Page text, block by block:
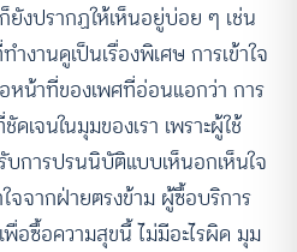
งปรากฏให้เห็นอยู่บ่อย ๆ เช่น
งานดูเป็นเรื่องพิเศษ การเข้าใจ
หน้าที่ของเพศที่อ่อนแอกว่า การ
เจนในมุมของเรา เพราะผู้ใช้
การปรนนิบัติแบบเห็นอกเห็นใจ
จจากฝ่ายตรงข้าม ผู้ซื้อบริการ
อซื้อความสุขนี้ ไม่มีอะไรผิด มุม